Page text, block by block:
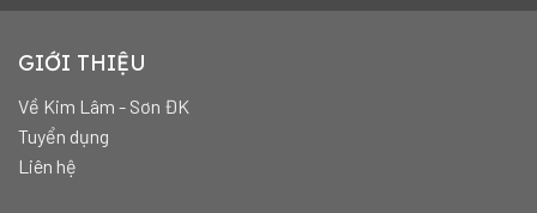
GIỚI THIỆU
Về Kim Lâm - Sơn ĐK
Tuyển dụng
Liên hệ